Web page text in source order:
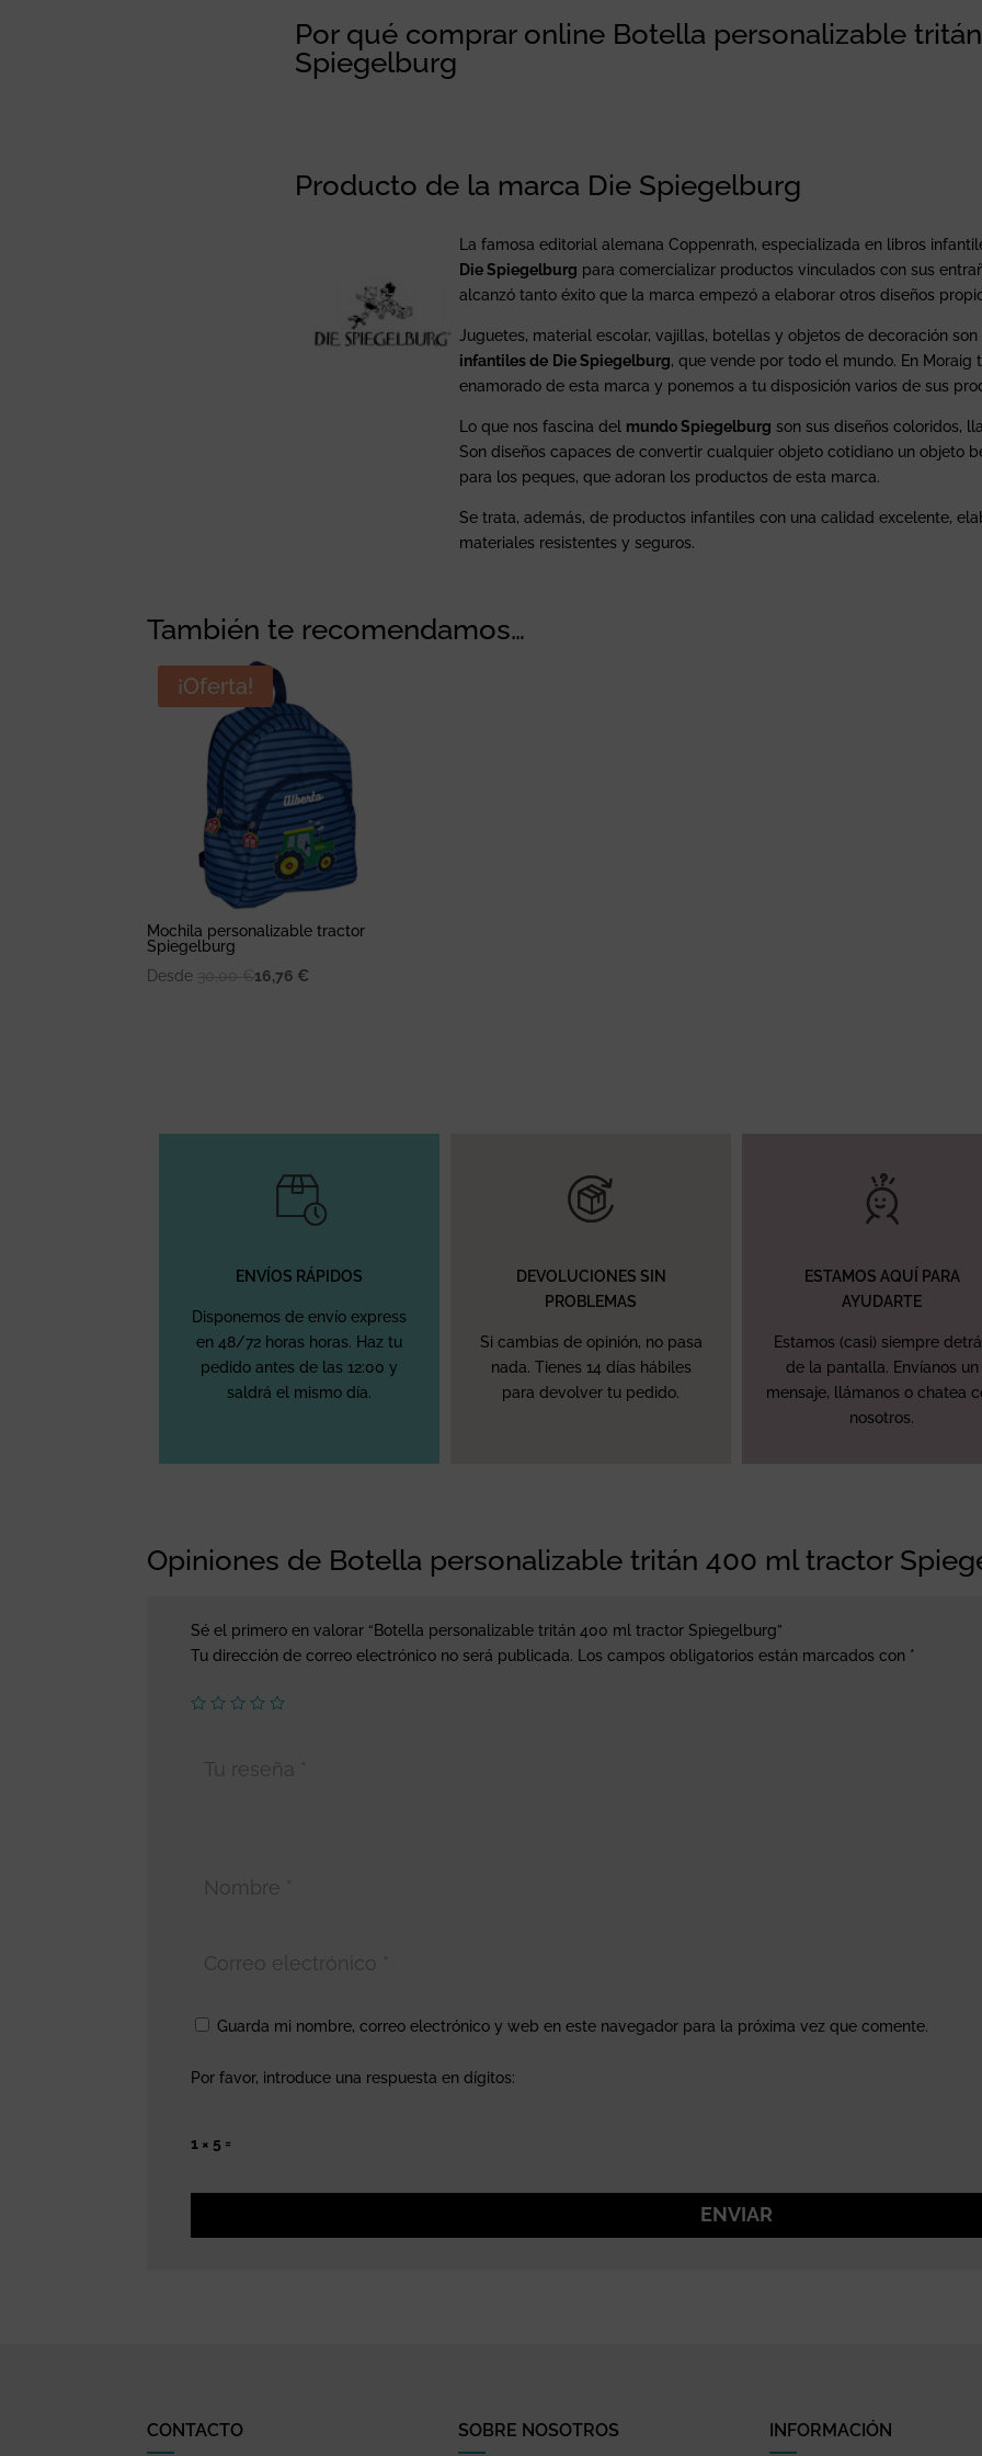
Por qué comprar online Botella personalizable
Spiegelburg
Producto de la marca Die Spiegelburg
La famosa editorial alemana Coppenrath, especializada en libros
Die Spiegelburg para comercializar productos vinculados con sus
alcanzó tanto éxito que la marca empezó a elaborar otros diseños
Juguetes, material escolar, vajillas, botellas y objetos de decoración
infantiles de Die Spiegelburg, que vende por todo el mundo. En Moraig
enamorado de esta marca y ponemos a tu disposición varios de sus
Lo que nos fascina del mundo Spiegelburg son sus diseños coloridos,
Son diseños capaces de convertir cualquier objeto cotidiano un objeto
para los peques, que adoran los productos de esta marca.
Se trata, además, de productos infantiles con una calidad excelente,
materiales resistentes y seguros.
También te recomendamos…
¡Oferta!
Mochila personalizable tractor
Spiegelburg
Desde
16,76 €
ENVÍOS RÁPIDOS
Disponemos de envío express
en 48/72 horas horas. Haz tu
pedido antes de las 12:00 y
saldrá el mismo día.
DEVOLUCIONES SIN
PROBLEMAS
Si cambias de opinión, no pasa
nada. Tienes 14 días hábiles
para devolver tu pedido.
ESTAMOS AQUÍ PARA
AYUDARTE
Estamos (casi) siempre
de la pantalla. Envíanos un
mensaje, llámanos o chatea
nosotros.
Opiniones de Botella personalizable tritán 400 ml tractor
Sé el primero en valorar “Botella personalizable tritán 400 ml tractor Spiegelburg”
Tu dirección de correo electrónico no será publicada.
Los campos obligatorios están marcados con *
Guarda mi nombre, correo electrónico y web en este navegador para la próxima vez que comente.
Por favor, introduce una respuesta en dígitos:
1 × 5 =
ENVIAR
CONTACTO SOBRE NOSOTROS INFORMACIÓN